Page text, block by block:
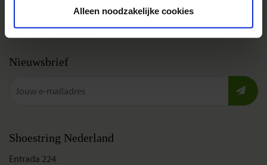
Alleen noodzakelijke cookies
Disclaimer & copyright
Vacatures
Nieuwsbrief
Shoestring Nederland
Entrada 224